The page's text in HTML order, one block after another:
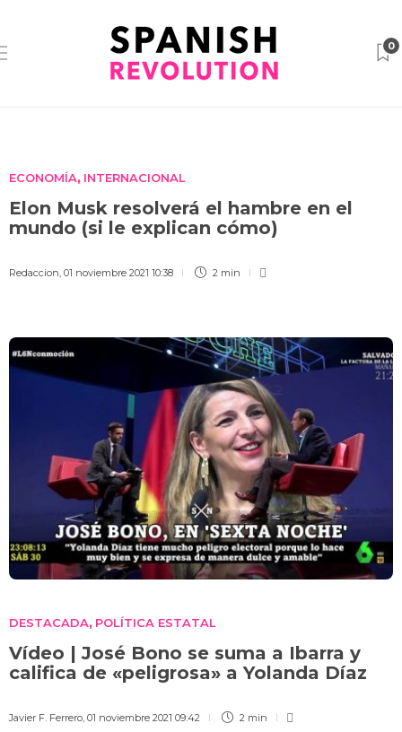
0
ECONOMÍA, INTERNACIONAL
Elon Musk resolverá el hambre en el
mundo (si le explican cómo)
Redaccion, 01 noviembre 2021 10:38 2 min
DESTACADA, POLÍTICA ESTATAL
Vídeo | José Bono se suma a Ibarra y
califica de «peligrosa» a Yolanda Díaz
Javier F. Ferrero 01 noviembre 2021 09:42 2 min